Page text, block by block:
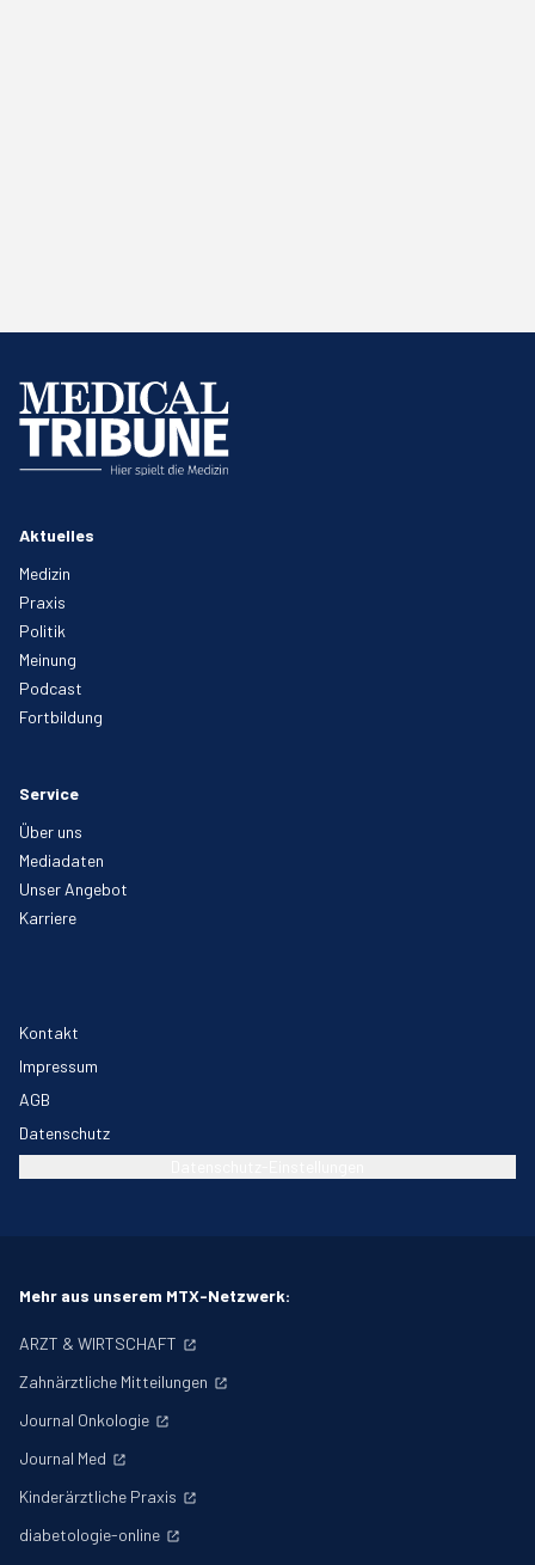
Aktuelles
Medizin
Praxis
Politik
Meinung
Podcast
Fortbildung
Service
Über uns
Mediadaten
Unser Angebot
Karriere
Kontakt
Impressum
AGB
Datenschutz
Mehr aus unserem MTX-Netzwerk:
ARZT & WIRTSCHAFT
Zahnärztliche Mitteilungen
Journal Onkologie
Journal Med
Kinderärztliche Praxis
diabetologie-online